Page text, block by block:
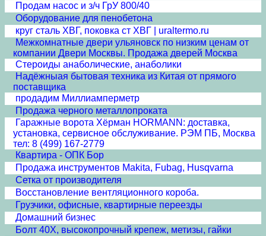
Продам насос и з/ч ГрУ 800/40
Оборудование для пенобетона
круг сталь ХВГ, поковка ст ХВГ | uraltermo.ru
Межкомнатные двери ульяновск по низким ценам от
компании Двери Москвы. Продажа дверей Москва
Стероиды анаболические, анаболики
Надёжныая бытовая техника из Китая от прямого
поставщика
продадим Миллиамперметр
Продажа черного металлопроката
Гаражные ворота Хёрман HORMANN: доставка,
установка, сервисное обслуживание. РЭМ ПБ, Москва
тел: 8 (499) 167-2779
Квартира - ОПК Бор
Продажа инструментов Makita, Fubag, Husqvarna
Сетка от производителя
Восстановление вентляционного короба.
Грузчики, офисные, квартирные переезды
Домашний бизнес
Болт 40Х, высокопрочный крепеж, метизы, гайки